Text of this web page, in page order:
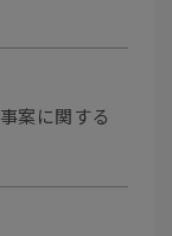
案に関する